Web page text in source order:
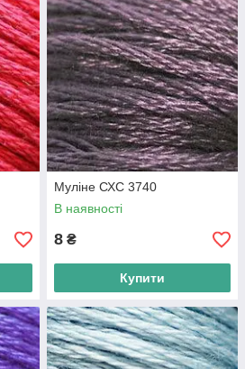
Муліне СХС 3740
В наявності
8 ₴
Купити